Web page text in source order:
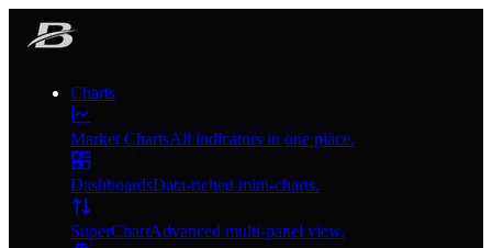
Charts
Market ChartsAll indicators in one place.
DashboardsData-riched mini-charts.
SuperChartAdvanced multi-panel view.